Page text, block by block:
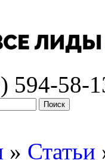
594-58-
Поиск
» Статьи